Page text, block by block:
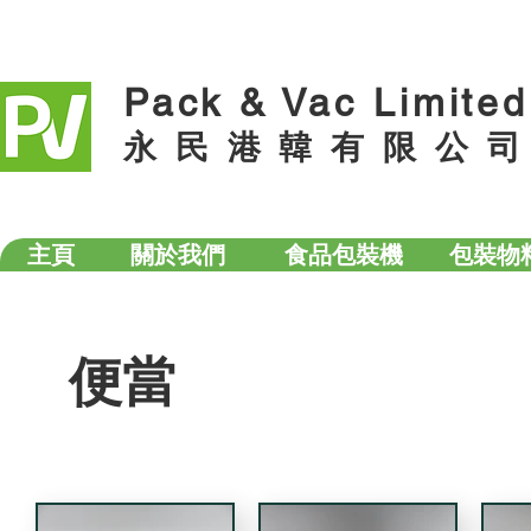
Pack & Vac Limited
永 民 港 韓 有 限 公 司
主頁 關於我們 食品包裝機 包裝物
便當